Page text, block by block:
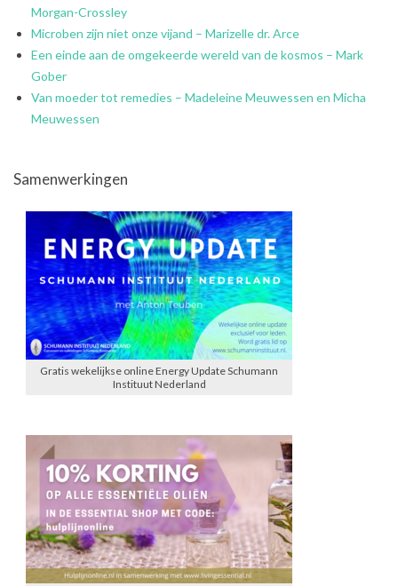
Morgan-Crossley
Microben zijn niet onze vijand – Marizelle dr. Arce
Een einde aan de omgekeerde wereld van de kosmos – Mark
Gober
Van moeder tot remedies – Madeleine Meuwessen en Micha
Meuwessen
Samenwerkingen
Gratis wekelijkse online Energy Update Schumann
Instituut Nederland